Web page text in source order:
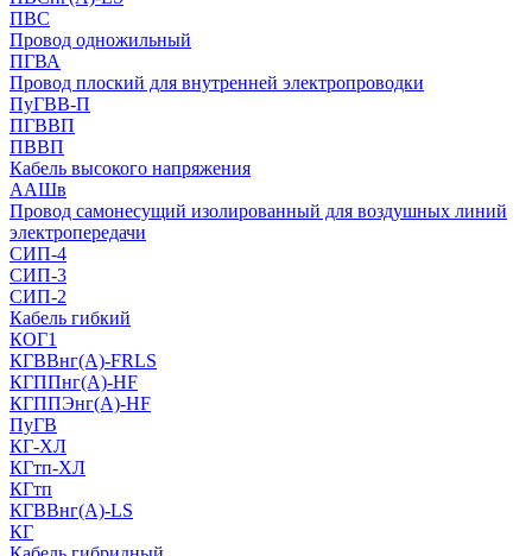
ПВС
Провод одножильный
ПГВА
Провод плоский для внутренней электропроводки
ПуГВВ-П
ПГВВП
ПВВП
Кабель высокого напряжения
ААШв
Провод самонесущий изолированный для воздушных линий
электропередачи
СИП-4
СИП-3
СИП-2
Кабель гибкий
КОГ1
КГВВнг(А)-FRLS
КГППнг(A)-HF
КГППЭнг(A)-HF
ПуГВ
КГ-ХЛ
КГтп-ХЛ
КГтп
КГВВнг(А)-LS
КГ